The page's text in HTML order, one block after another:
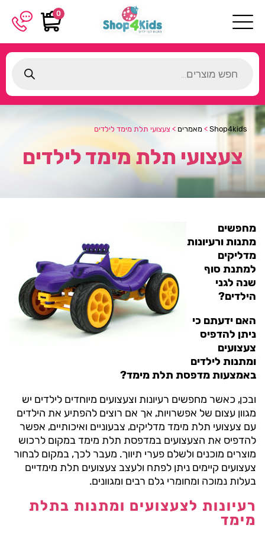
0
search
Shop4kids
> מאמרים > צעצועי תלת מימד לילדים
צעצועי תלת מימד לילדים
מחפשים
מתנות ורעיונות
מדליקים
למתנת סוף
שנה לגני
הילדים?
האם ידעתם כי
ניתן להדפיס
צעצועים
ומתנות לילדים
באמצעות מדפסת תלת מימד?
ובכן, כאשר מחפשים רעיונות וצעצועים מיוחדים לילדים יש
מגוון עצום של אפשרויות, אך אם רוצים להפתיע את הילדים
עם צעצועי תלת מימד מדליקים, צבעוניים ואיכותיים, אפשר
להדפיס את הצעצועים במדפסת תלת מימד במקום לרכוש
מוצרים מוכנים ולשלם פערי תיווך. מעבר לכך, במקום לבחור
צעצועים קיימים ניתן לפתח ולעצב צעצועים תלת מימדיים
בעלות נמוכה ומחומרי גלם רבים ומגוונים.
רעיונות לצעצועים ומתנות בתלת
מימד